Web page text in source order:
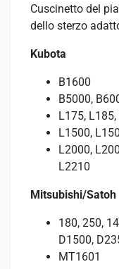
Cuscinetto del
dello sterzo
Kubota
B1600
B5000,
L175,
L1500,
L2000,
L2210
Mitsubishi/Satoh
180, 250,
D1500,
MT1601